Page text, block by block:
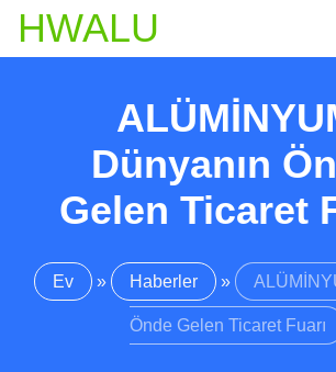
HWALU
Dünyanın
Gelen Ticaret
Ev » Haberler »
Önde Gelen Ticaret Fuarı